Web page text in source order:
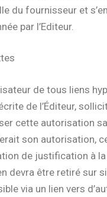
du fournisseur et
par l’Editeur.
de tous liens
de l’Éditeur,
cette autorisation
son autorisation,
de justification à la
devra être retiré sur
via un lien vers